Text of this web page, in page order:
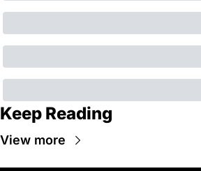
Keep Reading
View more